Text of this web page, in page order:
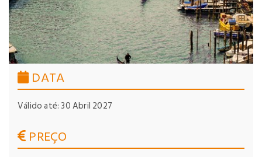
DATA
Válido até: 30 Abril 2027
PREÇO